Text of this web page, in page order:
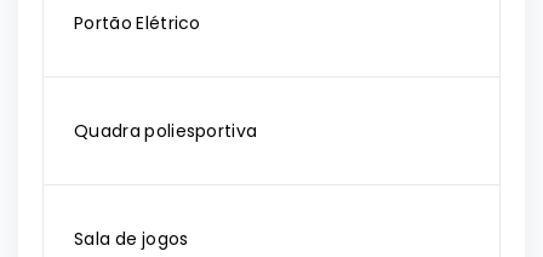
Portão Elétrico
Quadra poliesportiva
Sala de jogos